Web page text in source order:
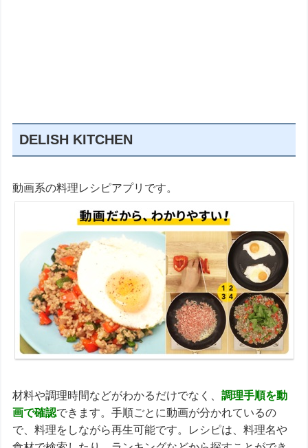
DELISH KITCHEN
動画系の料理レシピアプリです。
材料や調理時間などがわかるだけでなく、調理手順を動
画で確認できます。手順ごとに動画が分かれているの
で、料理をしながら再生可能です。レシピは、料理名や